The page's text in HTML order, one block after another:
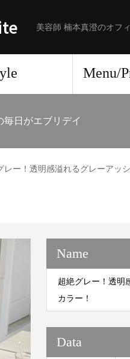
美容師 楠本真澄のオフ
Menu/
毎日がエブリデイ
レー！透明感溢れるグレーアッ
Name
超絶グレー！透明
カラー！
Data